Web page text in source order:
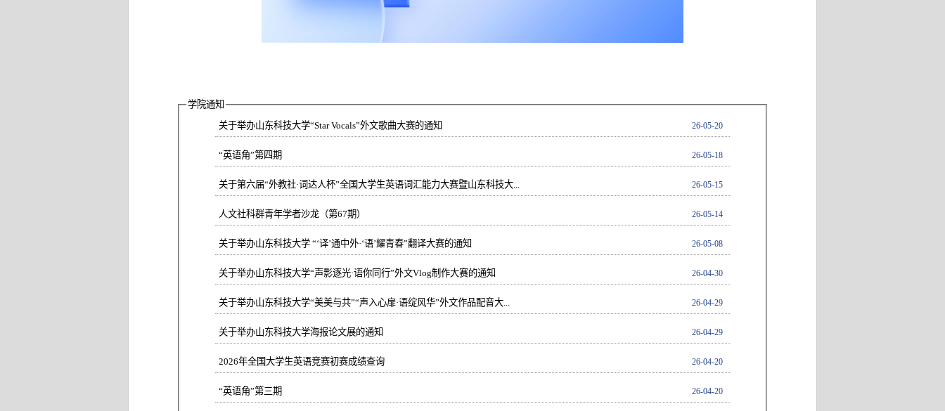
学院通知
关于举办山东科技大学“Star Vocals”外文歌曲大赛的通知
26-05-20
“英语角”第四期 26-05-18
关于第六届“外教社·词达人杯”全国大学生英语词汇能力大赛暨山东科技大... 26-05-15
人文社科群青年学者沙龙（第67期） 26-05-14
关于举办山东科技大学 “‘译’通中外·‘语’耀青春”翻译大赛的通知 26-05-08
关于举办山东科技大学“声影逐光·语你同行”外文Vlog制作大赛的通知 26-04-30
关于举办山东科技大学“美美与共”“声入心扉·语绽风华”外文作品配音大... 26-04-29
关于举办山东科技大学海报论文展的通知 26-04-29
2026年全国大学生英语竞赛初赛成绩查询 26-04-20
“英语角”第三期 26-04-20